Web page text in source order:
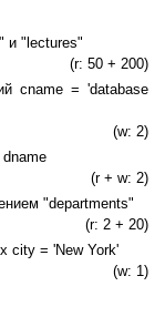
и "lectures"
(r: 50 + 200)
cname = 'database
(w: 2)
dname
(r + w: 2)
"departments"
(r: 2 + 20)
city = 'New York'
(w: 1)